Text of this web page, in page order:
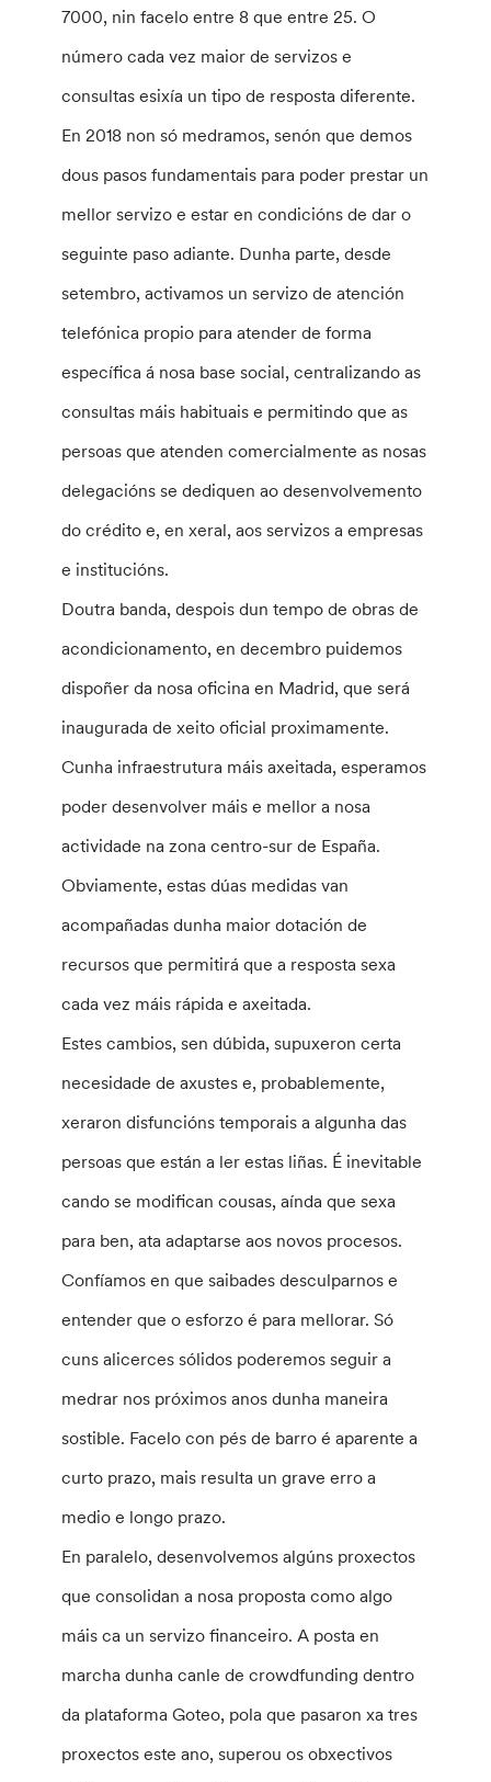
7000, nin facelo entre 8 que entre 25. O
número cada vez maior de servizos e
consultas esixía un tipo de resposta diferente.
En 2018 non só medramos, senón que demos
dous pasos fundamentais para poder prestar un
mellor servizo e estar en condicións de dar o
seguinte paso adiante. Dunha parte, desde
setembro, activamos un servizo de atención
telefónica propio para atender de forma
específica á nosa base social, centralizando as
consultas máis habituais e permitindo que as
persoas que atenden comercialmente as nosas
delegacións se dediquen ao desenvolvemento
do crédito e, en xeral, aos servizos a empresas
e institucións.
Doutra banda, despois dun tempo de obras de
acondicionamento, en decembro puidemos
dispoñer da nosa oficina en Madrid, que será
inaugurada de xeito oficial proximamente.
Cunha infraestrutura máis axeitada, esperamos
poder desenvolver máis e mellor a nosa
actividade na zona centro-sur de España.
Obviamente, estas dúas medidas van
acompañadas dunha maior dotación de
recursos que permitirá que a resposta sexa
cada vez máis rápida e axeitada.
Estes cambios, sen dúbida, supuxeron certa
necesidade de axustes e, probablemente,
xeraron disfuncións temporais a algunha das
persoas que están a ler estas liñas. É inevitable
cando se modifican cousas, aínda que sexa
para ben, ata adaptarse aos novos procesos.
Confíamos en que saibades desculparnos e
entender que o esforzo é para mellorar. Só
cuns alicerces sólidos poderemos seguir a
medrar nos próximos anos dunha maneira
sostible. Facelo con pés de barro é aparente a
curto prazo, mais resulta un grave erro a
medio e longo prazo.
En paralelo, desenvolvemos algúns proxectos
que consolidan a nosa proposta como algo
máis ca un servizo financeiro. A posta en
marcha dunha canle de crowdfunding dentro
da plataforma Goteo, pola que pasaron xa tres
proxectos este ano, superou os obxectivos